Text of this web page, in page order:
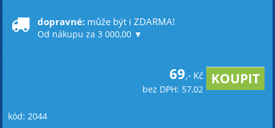
dopravné: může být i ZDARMA!
Od nákupu za 3 000,00 ▼
69,- Kč
bez DPH: 57,02
kód: 2044